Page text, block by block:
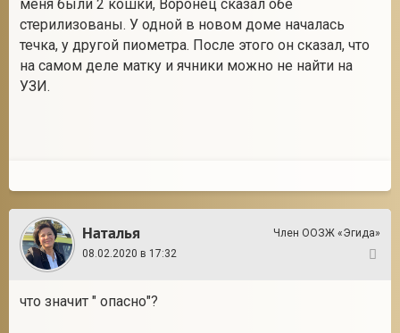
меня были 2 кошки, Воронец сказал обе
стерилизованы. У одной в новом доме началась
течка, у другой пиометра. После этого он сказал, что
на самом деле матку и ячники можно не найти на
УЗИ.
Наталья
Член ООЗЖ «Эгида»
08.02.2020 в 17:32
что значит " опасно"?